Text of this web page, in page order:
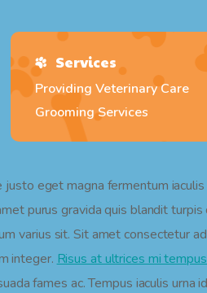
Services
Providing Veterinary Care
Grooming Services
eget magna fermentum
purus gravida quis blandit
varius sit. Sit amet consectetur
integer. Risus at ultrices mi
fames ac. Tempus iaculis urna